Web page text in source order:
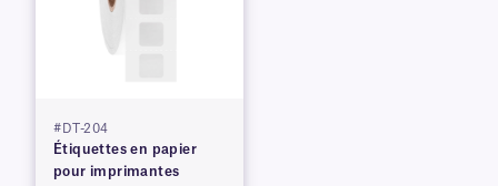
#DT-204
Étiquettes en papier
pour imprimantes